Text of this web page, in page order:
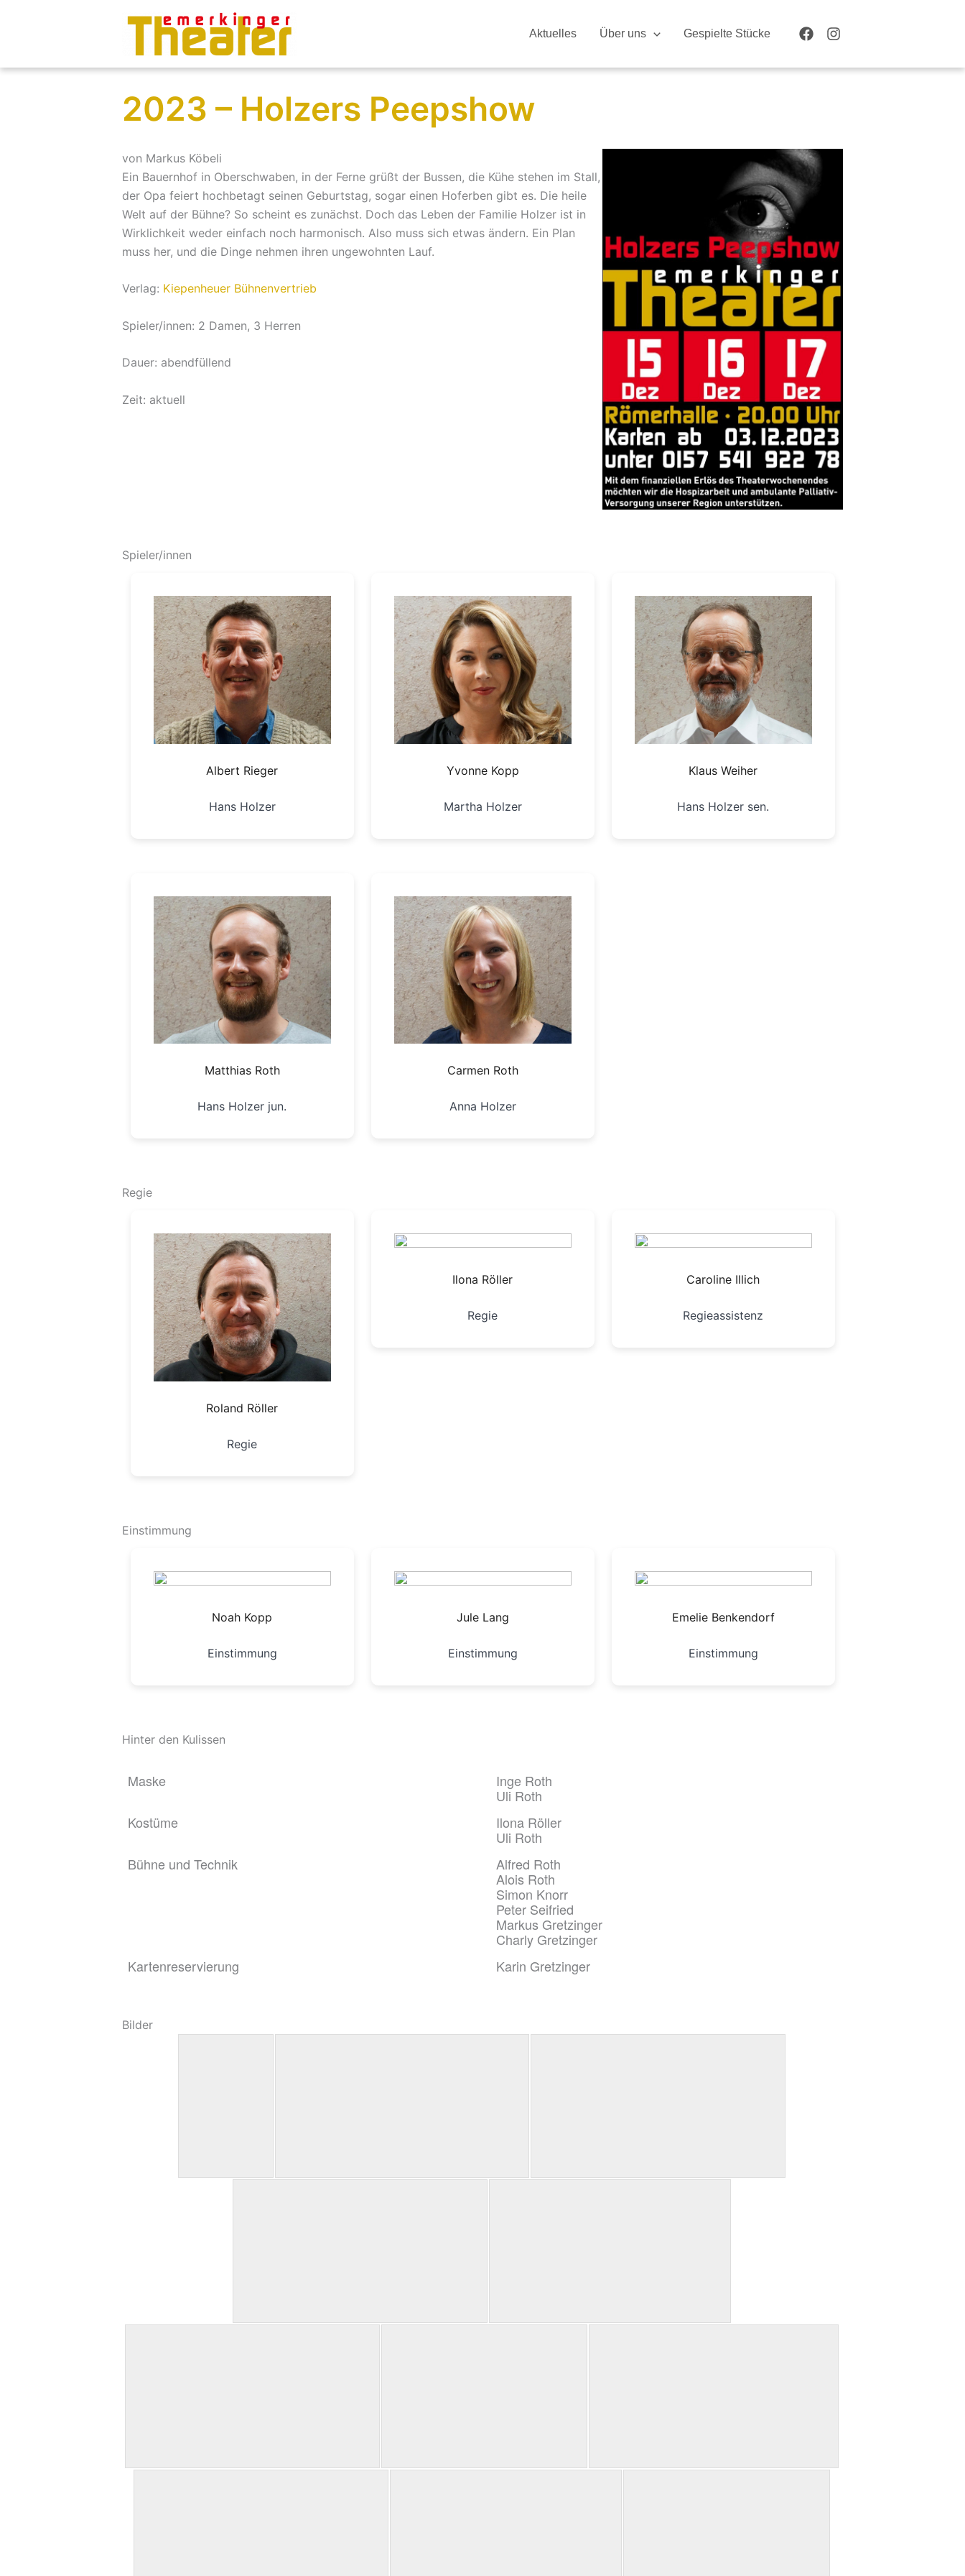
Aktuelles Über uns Gespielte Stücke
2023 – Holzers Peepshow
von Markus Köbeli
Ein Bauernhof in Oberschwaben, in der Ferne grüßt der Bussen, die Kühe stehen im Stall,
der Opa feiert hochbetagt seinen Geburtstag, sogar einen Hoferben gibt es. Die heile
Welt auf der Bühne? So scheint es zunächst. Doch das Leben der Familie Holzer ist in
Wirklichkeit weder einfach noch harmonisch. Also muss sich etwas ändern. Ein Plan
muss her, und die Dinge nehmen ihren ungewohnten Lauf.
Verlag: Kiepenheuer Bühnenvertrieb
Spieler/innen: 2 Damen, 3 Herren
Dauer: abendfüllend
Zeit: aktuell
Spieler/innen
Albert Rieger
Hans Holzer
Yvonne Kopp
Martha Holzer
Klaus Weiher
Hans Holzer sen.
Matthias Roth
Hans Holzer jun.
Carmen Roth
Anna Holzer
Regie
Roland Röller
Regie
Ilona Röller
Regie
Caroline Illich
Regieassistenz
Einstimmung
Noah Kopp
Einstimmung
Jule Lang
Einstimmung
Emelie Benkendorf
Einstimmung
Hinter den Kulissen
Maske
Inge Roth
Uli Roth
Kostüme
Ilona Röller
Uli Roth
Bühne und Technik
Alfred Roth
Alois Roth
Simon Knorr
Peter Seifried
Markus Gretzinger
Charly Gretzinger
Kartenreservierung
Karin Gretzinger
Bilder